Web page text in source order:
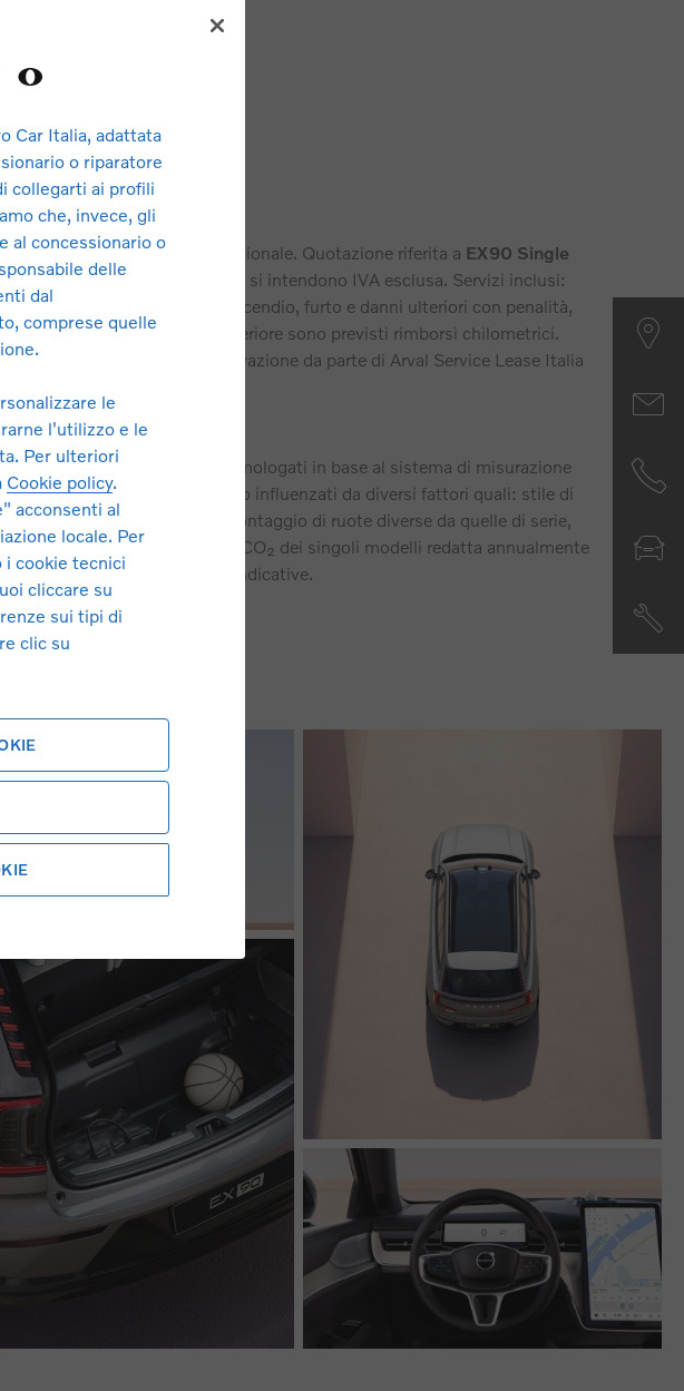
con finalità promozionale. Quotazione riferita a EX90 Single
di 12.000 €. Tutti gli importi si intendono IVA esclusa. Servizi inclusi:
RCA, copertura per incendio, furto e danni ulteriori con penalità,
In caso di percorrenza inferiore sono previsti rimborsi chilometrici.
al 30/09/2026
, salvo approvazione da parte di Arval Service Lease Italia
marchi di Google LLC.
0 g/km. I valori sono omologati in base al sistema di misurazione
quelli effettivi essendo influenzati da diversi fattori quali: stile di
sul peso della vettura, montaggio di ruote diverse da quelle di serie,
riporta i dati di emissioni CO₂ dei singoli modelli redatta annualmente
dell’auto sono puramente indicative.
Car Italia, adattata
o riparatore
collegarti ai profili
che, invece, gli
al concessionario o
delle
dal
comprese quelle
le
l'utilizzo e le
Per ulteriori
Cookie policy.
acconsenti al
locale. Per
i cookie tecnici
cliccare su
sui tipi di
clic su